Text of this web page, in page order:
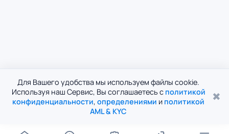
Для Вашего удобства мы используем файлы cookie.
Используя наш Сервис, Вы соглашаетесь с политикой
конфиденциальности, определениями и политикой
AML & KYC
✖